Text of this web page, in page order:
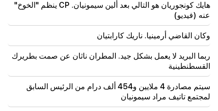
18:00
يجب أن أثبت أنني جدير في الملعب. مخيتاريان يتحدث عن
مستقبله في الإنتر.
17:42
باشينيان: اتفاقية حقوق الملكية الفكرية ستغير مكانة أرمينيا
في خريطة الاستثمار العالمية
17:34
تستعد بريطانيا العظمى لموجة حر جديدة. ستصل درجة
الحرارة إلى 36 درجة مئوية
هايك كونجوريان هو التالي بعد ألين سيمونيان. CP ينظم "الخوخ"
عنه (فيديو)
وكان القاضي أرمينيا. ناريك كارابتيان
ربما البريد لا يعمل بشكل جيد. المطران ناثان عن صمت بطريرك
القسطنطينية
سيتم مصادرة 4 ملايين و454 ألف درام من الرئيس السابق
لمجتمع تاتيف مراد سيمونيان